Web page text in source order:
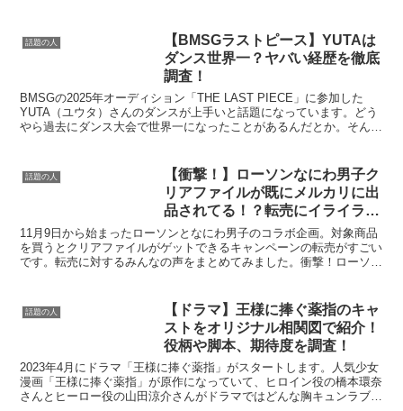
話題の人
【BMSGラストピース】YUTAは
ダンス世界一？ヤバい経歴を徹底
調査！
BMSGの2025年オーディション「THE LAST PIECE」に参加した
YUTA（ユウタ）さんのダンスが上手いと話題になっています。どう
やら過去にダンス大会で世界一になったことがあるんだとか。そんな
話題の人
【衝撃！】ローソンなにわ男子ク
リアファイルが既にメルカリに出
品されてる！？転売にイライラす
るの声が続出
11月9日から始まったローソンとなにわ男子のコラボ企画。対象商品
を買うとクリアファイルがゲットできるキャンペーンの転売がすごい
です。転売に対するみんなの声をまとめてみました。衝撃！ローソン
話題の人
【ドラマ】王様に捧ぐ薬指のキャ
ストをオリジナル相関図で紹介！
役柄や脚本、期待度を調査！
2023年4月にドラマ「王様に捧ぐ薬指」がスタートします。人気少女
漫画「王様に捧ぐ薬指」が原作になっていて、ヒロイン役の橋本環奈
さんとヒーロー役の山田涼介さんがドラマではどんな胸キュンラブス